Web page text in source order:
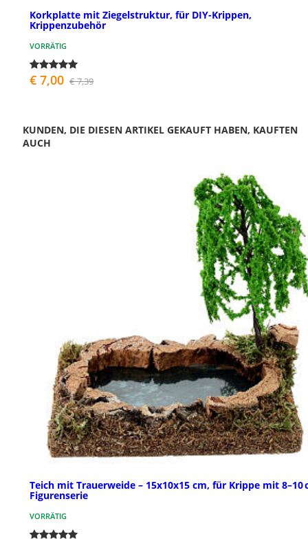
Korkplatte mit Ziegelstruktur, für DIY-Krippen,
Krippenzubehör
VORRÄTIG
€ 7,00 € 7,39
KUNDEN, DIE DIESEN ARTIKEL GEKAUFT HABEN, KAUFTEN
AUCH
Teich mit Trauerweide – 15x10x15 cm, für Krippe mit 8–10
Figurenserie
VORRÄTIG